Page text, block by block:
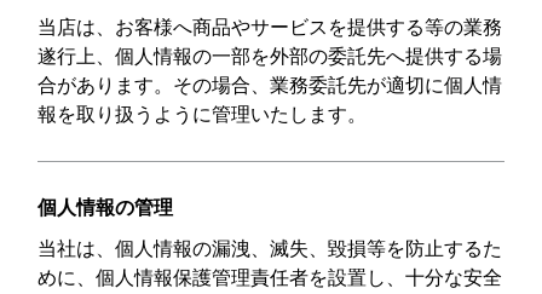
当店は、お客様へ商品やサービスを提供する等の業務
遂行上、個人情報の一部を外部の委託先へ提供する場
合があります。その場合、業務委託先が適切に個人情
報を取り扱うように管理いたします。
個人情報の管理
当社は、個人情報の漏洩、滅失、毀損等を防止するた
めに、個人情報保護管理責任者を設置し、十分な安全